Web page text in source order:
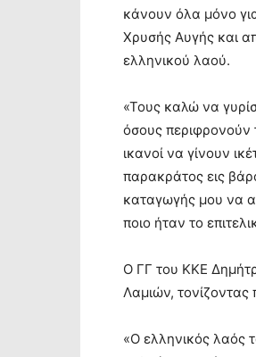
κάνουν όλα μόνο
Χρυσής Αυγής και
ελληνικού λαού.
«Τους καλώ να
όσους περιφρονούν
ικανοί να γίνουν
παρακράτος εις
καταγωγής μου να
ποιο ήταν το
Ο ΓΓ του ΚΚΕ
Λαμιών,
«Ο ελληνικός λαός